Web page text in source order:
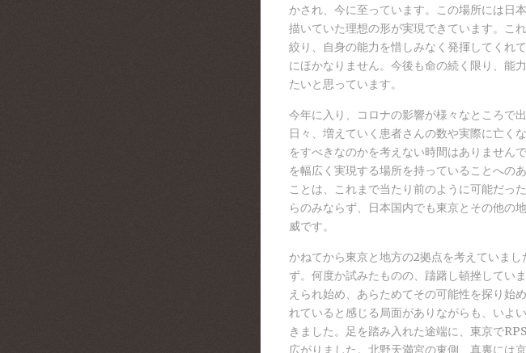
かされ、今に至っています。この場所には日
描いていた理想の形が実現できています。こ
絞り、自身の能力を惜しみなく発揮してくれ
にほかなりません。今後も命の続く限り、能
たいと思っています。
今年に入り、コロナの影響が様々なところで出
日々、増えていく患者さんの数や実際に亡く
をすべきなのかを考えない時間はありません
を幅広く実現する場所を持っていることへの
ことは、これまで当たり前のように可能だっ
らのみならず、日本国内でも東京とその他の
威です。
かねてから東京と地方の2拠点を考えていま
ず。何度か試みたものの、躊躇し頓挫してい
えられ始め、あらためてその可能性を探り始
れていると感じる局面がありながらも、いよ
きました。足を踏み入れた途端に、東京で
広がりました。北野天満宮の東側、真裏には